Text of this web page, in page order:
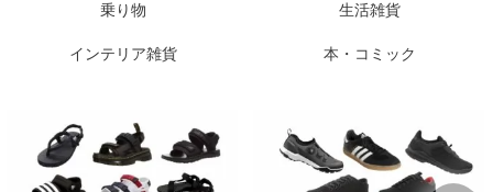
乗り物 生活雑貨
インテリア雑貨 本・コミック